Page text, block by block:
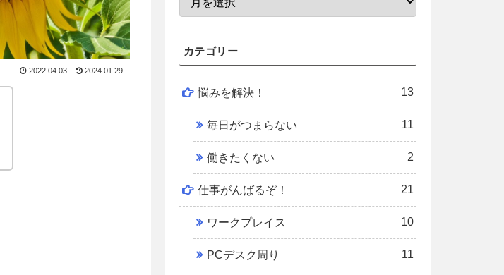
2022.04.03 2024.01.29
カテゴリー
悩みを解決！ 13
毎日がつまらない 11
働きたくない 2
仕事がんばるぞ！ 21
ワークプレイス 10
PCデスク周り 11